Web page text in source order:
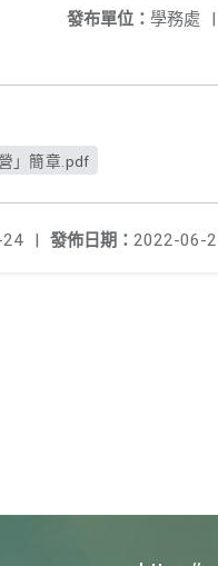
發布單位： 學務處 |
」簡章.pdf
發佈日期： 2022-06-
|